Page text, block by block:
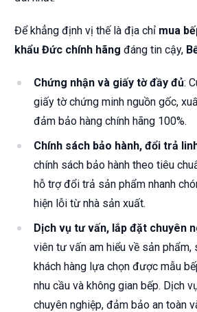
Để khẳng định vị thế là địa chỉ mua
khẩu Đức chính hãng đáng tin cậy,
Chứng nhận và giấy tờ đầy đủ:
giấy tờ chứng minh nguồn gốc,
đảm bảo hàng chính hãng 100%.
Chính sách bảo hành, đổi trả
chính sách bảo hành theo tiêu
hỗ trợ đổi trả sản phẩm nhanh
hiện lỗi từ nhà sản xuất.
Dịch vụ tư vấn, lắp đặt chuyên
viên tư vấn am hiểu về sản phẩm,
khách hàng lựa chọn được mẫu
nhu cầu và không gian bếp. Dịch
chuyên nghiệp, đảm bảo an toàn